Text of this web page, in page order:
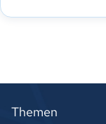
Themen